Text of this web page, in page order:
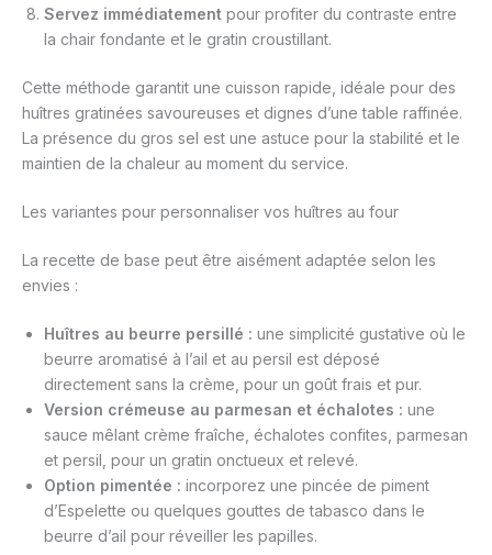
Servez immédiatement pour profiter du contraste entre
la chair fondante et le gratin croustillant.
Cette méthode garantit une cuisson rapide, idéale pour des
huîtres gratinées savoureuses et dignes d’une table raffinée.
La présence du gros sel est une astuce pour la stabilité et le
maintien de la chaleur au moment du service.
Les variantes pour personnaliser vos huîtres au four
La recette de base peut être aisément adaptée selon les
envies :
Huîtres au beurre persillé : une simplicité gustative où le
beurre aromatisé à l’ail et au persil est déposé
directement sans la crème, pour un goût frais et pur.
Version crémeuse au parmesan et échalotes : une
sauce mêlant crème fraîche, échalotes confites, parmesan
et persil, pour un gratin onctueux et relevé.
Option pimentée : incorporez une pincée de piment
d’Espelette ou quelques gouttes de tabasco dans le
beurre d’ail pour réveiller les papilles.